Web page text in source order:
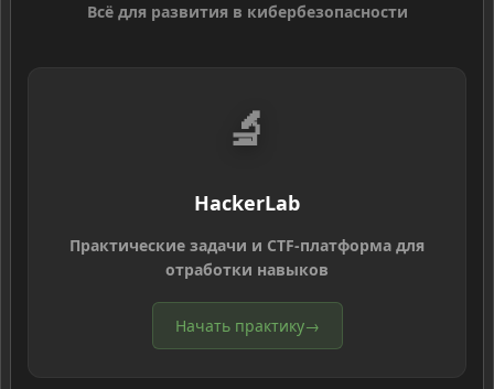
Всё для развития в кибербезопасности
🔬
HackerLab
Практические задачи и CTF-платформа для
отработки навыков
Начать практику→